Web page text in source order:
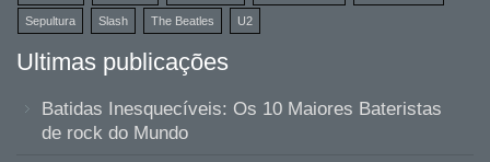
Sepultura Slash The Beatles U2
Ultimas publicações
Batidas Inesquecíveis: Os 10 Maiores Bateristas
de rock do Mundo